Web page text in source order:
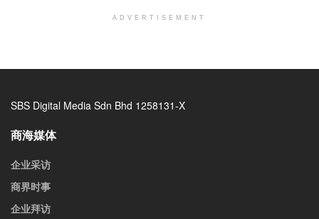
ADVERTISEMENT
SBS Digital Media Sdn Bhd 1258131-X
商海媒体
企业采访
商界时事
企业拜访